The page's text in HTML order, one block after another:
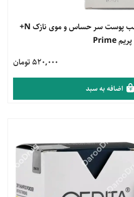
شامپو ملایم روزانه مناسب پوست سر حساس و موی نازک N+
پریم Prime
520,000 تومان
اضافه به سبد